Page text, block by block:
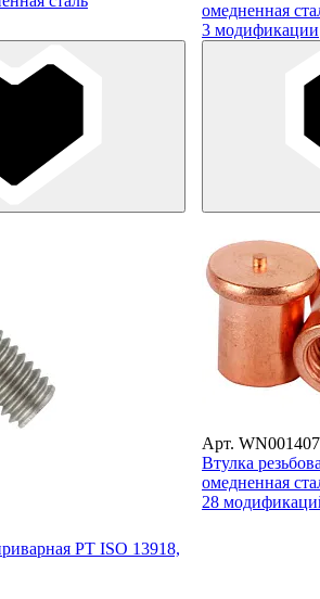
омедненная
3 модификации
PT ISO 13918,
Арт.
Втулка
омедненная
28